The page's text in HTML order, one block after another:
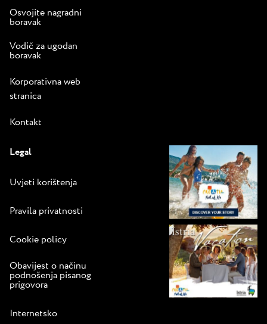
Osvojite nagradni
boravak
Vodič za ugodan
boravak
Korporativna web
stranica
Kontakt
Legal
Uvjeti korištenja
Pravila privatnosti
Cookie policy
Obavijest o načinu
podnošenja pisanog
prigovora
Internetsko